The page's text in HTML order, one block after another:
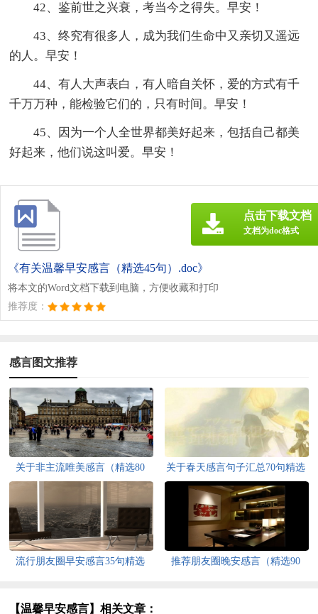
42、鉴前世之兴衰，考当今之得失。早安！
43、终究有很多人，成为我们生命中又亲切又遥远
的人。早安！
44、有人大声表白，有人暗自关怀，爱的方式有千
千万万种，能检验它们的，只有时间。早安！
45、因为一个人全世界都美好起来，包括自己都美
好起来，他们说这叫爱。早安！
《有关温馨早安感言（精选45句）.doc》
将本文的Word文档下载到电脑，方便收藏和打印
推荐度：
点击下载文档
文档为doc格式
感言图文推荐
关于非主流唯美感言（精选80
句）
关于春天感言句子汇总70句精选
流行朋友圈早安感言35句精选
推荐朋友圈晚安感言（精选90
【温馨早安感言】相关文章：